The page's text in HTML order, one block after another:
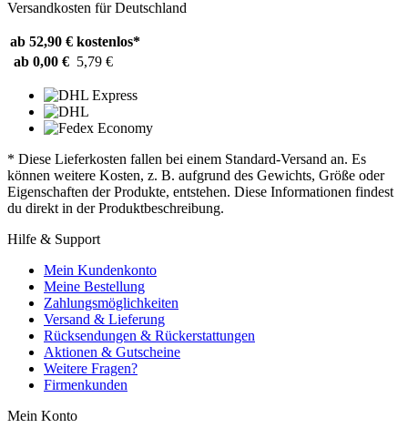
Versandkosten für Deutschland
ab 52,90 € kostenlos*
ab 0,00 € 5,79 €
* Diese Lieferkosten fallen bei einem Standard-Versand an. Es
können weitere Kosten, z. B. aufgrund des Gewichts, Größe oder
Eigenschaften der Produkte, entstehen. Diese Informationen findest
du direkt in der Produktbeschreibung.
Hilfe & Support
Mein Kundenkonto
Meine Bestellung
Zahlungsmöglichkeiten
Versand & Lieferung
Rücksendungen & Rückerstattungen
Aktionen & Gutscheine
Weitere Fragen?
Firmenkunden
Mein Konto